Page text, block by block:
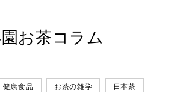
お茶コラム
健康食品 お茶の雑学 日本茶